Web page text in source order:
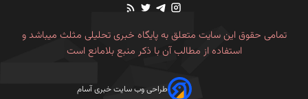
تمامی حقوق این سایت متعلق به پایگاه خبری تحلیلی مثلث میباشد و
استفاده از مطالب آن با ذکر منبع بلامانع است
طراحی وب سایت خبری آسام